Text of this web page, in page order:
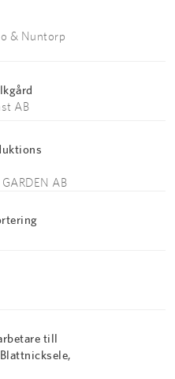
& Nuntorp
AB
GARDEN AB
till